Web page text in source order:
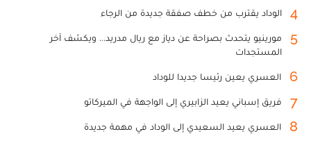
4 الوداد يقترب من خطف صفقة جديدة من الرجاء
5
مورينيو يتحدث بصراحة عن دياز مع ريال مدريد... ويكشف آخر
المستجدات
6 العسري يعين رئيسا جديدا للوداد
7 فريق إسباني يعيد الزابيري إلى الواجهة في الميركاتو
8 العسري يعيد السعيدي إلى الوداد في مهمة جديدة